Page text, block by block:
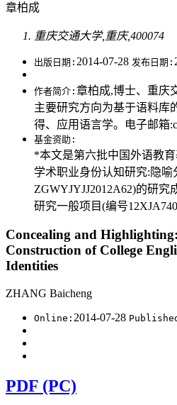
章柏成
重庆交通大学,重庆,400074
出版日期: 2014-07-28 发布日期:
作者简介: 章柏成,博士、重庆
主要研究方向为基于语料库
得、应用语言学。电子邮箱
基金资助:
*本文是第六批中国外语教
学术职业身份认知研究:隐喻
ZGWYJYJJ2012A62)的研
研究一般项目(编号
Concealing and
Construction of College
Identities
ZHANG Baicheng
Online: 2014-07-28
PDF (PC)